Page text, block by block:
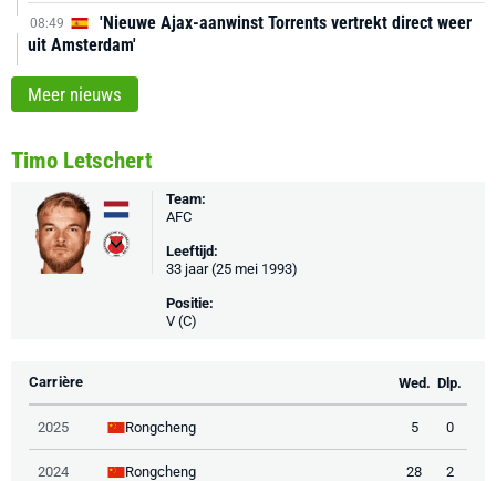
08:49
'Nieuwe Ajax-aanwinst Torrents vertrekt direct weer
uit Amsterdam'
Meer nieuws
Timo Letschert
Team:
AFC
Leeftijd:
33 jaar (25 mei 1993)
Positie:
V (C)
Carrière Wed. Dlp.
2025 Rongcheng 5 0
2024 Rongcheng 28 2